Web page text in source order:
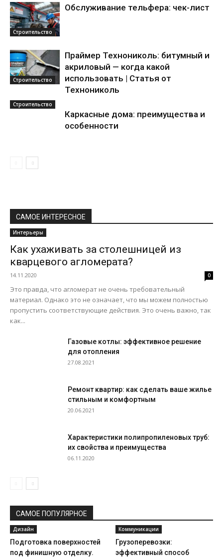
Строительство
Обслуживание тельфера: чек-лист
Строительство
Праймер Технониколь: битумный и
акриловый — когда какой
использовать | Статья от
Технониколь
Строительство
Каркасные дома: преимущества и
особенности
САМОЕ ИНТЕРЕСНОЕ
Интерьеры
Как ухаживать за столешницей из
кварцевого агломерата?
14.11.2020 0
Это правда, что агломерат не очень требовательный
материал. Однако это не означает, что мы можем полностью
пропустить соответствующие действия. Это очень важно, так
как...
Газовые котлы: эффективное решение
для отопления
27.08.2021
Ремонт квартир: как сделать ваше жилье
стильным и комфортным
20.06.2021
Характеристики полипропиленовых труб:
их свойства и преимущества
06.11.2020
САМОЕ ПОПУЛЯРНОЕ
Дизайн
Подготовка поверхностей
под финишную отделку.
Коммуникации
Грузоперевозки:
эффективный способ